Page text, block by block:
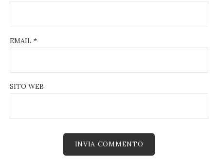
EMAIL *
SITO WEB